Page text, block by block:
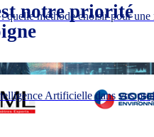
quelle méthode choisir pour
Artificielle dans vos
notre priorité